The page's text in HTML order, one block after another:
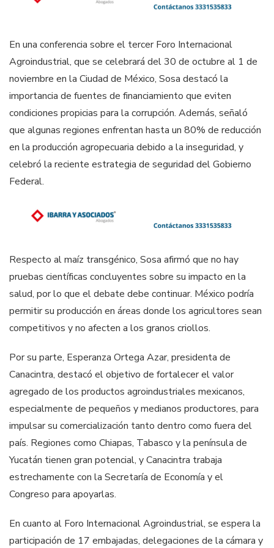
En una conferencia sobre el tercer Foro Internacional
Agroindustrial, que se celebrará del 30 de octubre al 1 de
noviembre en la Ciudad de México, Sosa destacó la
importancia de fuentes de financiamiento que eviten
condiciones propicias para la corrupción. Además, señaló
que algunas regiones enfrentan hasta un 80% de reducción
en la producción agropecuaria debido a la inseguridad, y
celebró la reciente estrategia de seguridad del Gobierno
Federal.
Respecto al maíz transgénico, Sosa afirmó que no hay
pruebas científicas concluyentes sobre su impacto en la
salud, por lo que el debate debe continuar. México podría
permitir su producción en áreas donde los agricultores sean
competitivos y no afecten a los granos criollos.
Por su parte, Esperanza Ortega Azar, presidenta de
Canacintra, destacó el objetivo de fortalecer el valor
agregado de los productos agroindustriales mexicanos,
especialmente de pequeños y medianos productores, para
impulsar su comercialización tanto dentro como fuera del
país. Regiones como Chiapas, Tabasco y la península de
Yucatán tienen gran potencial, y Canacintra trabaja
estrechamente con la Secretaría de Economía y el
Congreso para apoyarlas.
En cuanto al Foro Internacional Agroindustrial, se espera la
participación de 17 embajadas, delegaciones de la cámara y